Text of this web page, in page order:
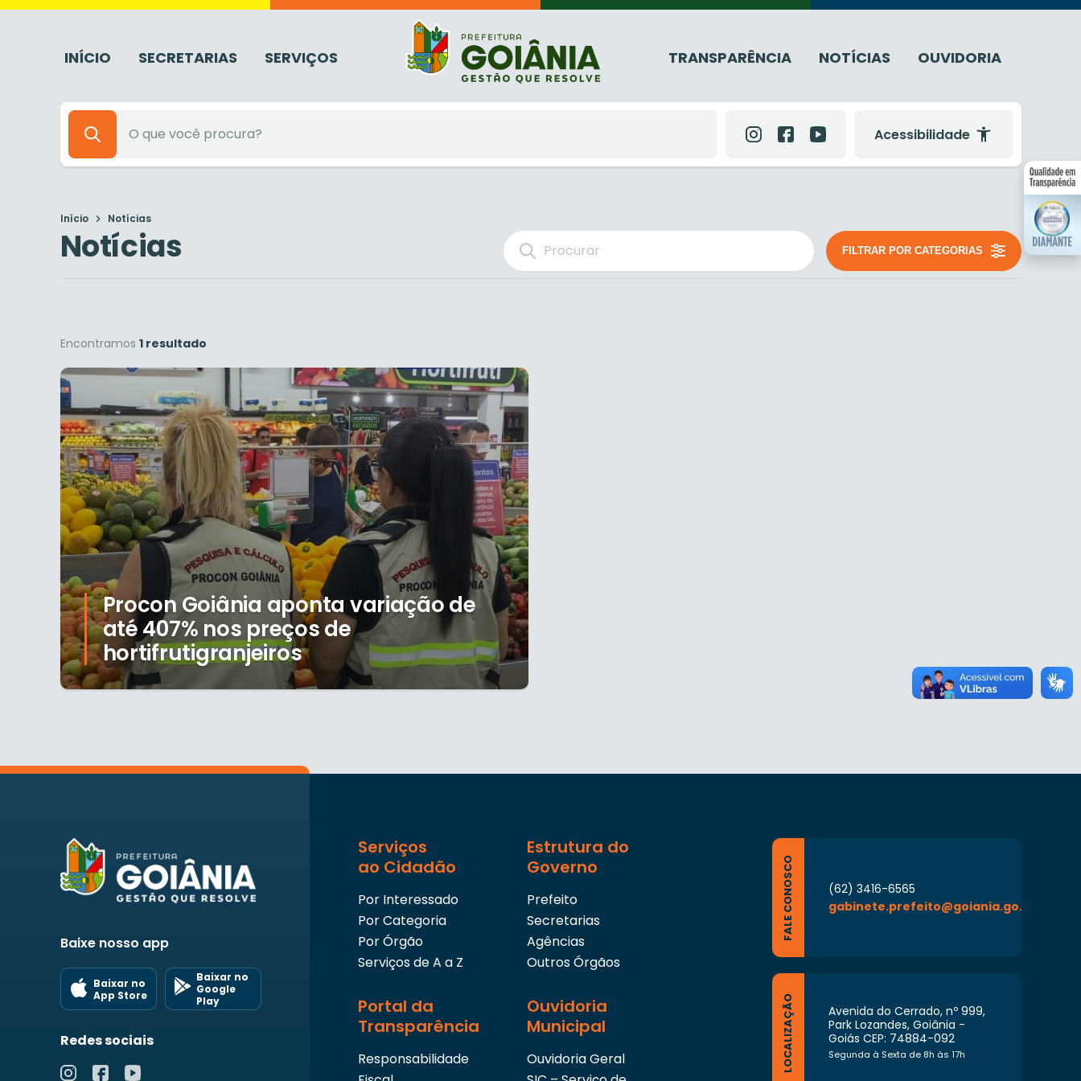
INÍCIO SECRETARIAS SERVIÇOS TRANSPARÊNCIA NOTÍCIAS OUVIDORIA
Acessibilidade
Início Notícias
Notícias FILTRAR POR CATEGORIAS
Encontramos 1 resultado
Procon Goiânia aponta variação de
até 407% nos preços de
hortifrutigranjeiros
Baixe nosso app
Baixar no
App Store
Baixar no
Google
Play
Redes sociais
Serviços
ao Cidadão
Por Interessado
Por Categoria
Por Órgão
Serviços de A a Z
Estrutura do
Governo
Prefeito
Secretarias
Agências
Outros Órgãos
Portal da
Transparência
Responsabilidade
Ouvidoria
Municipal
Ouvidoria Geral
FALE CONOSCO
(62) 3416-6565
gabinete.prefeito@goiania.go.gov.br
LOCALIZAÇÃO
Avenida do Cerrado, nº 999,
Park Lozandes, Goiânia -
Goiás CEP: 74884-092
Segunda à Sexta de 8h às 17h